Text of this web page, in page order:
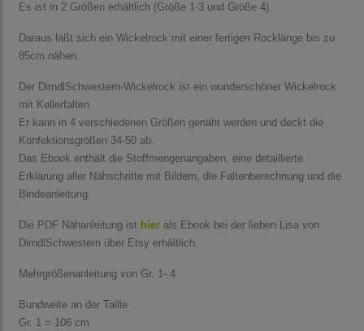
Es ist in 2 Größen erhältlich (Größe 1-3 und Größe 4).
Daraus läßt sich ein Wickelrock mit einer fertigen Rocklänge bis zu
85cm nähen.
Der DirndlSchwestern-Wickelrock ist ein wunderschöner Wickelrock
mit Kellerfalten.
Er kann in 4 verschiedenen Größen genäht werden und deckt die
Konfektionsgrößen 34-50 ab.
Das Ebook enthält die Stoffmengenangaben, eine detaillierte
Erklärung aller Nähschritte mit Bildern, die Faltenberechnung und die
Bindeanleitung.
Die PDF Nähanleitung ist hier als Ebook bei der lieben Lisa von
DirndlSchwestern über Etsy erhältlich.
Mehrgrößenanleitung von Gr. 1- 4
Bundweite an der Taille
Gr. 1 = 106 cm